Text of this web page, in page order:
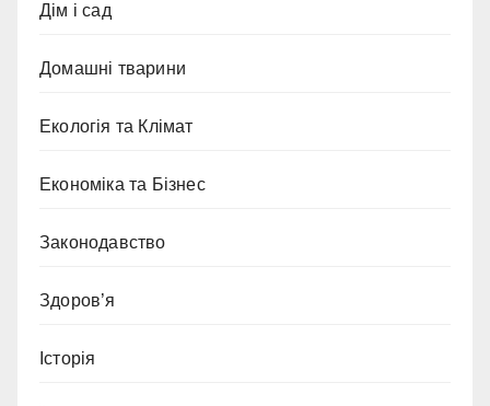
Дім і сад
Домашні тварини
Екологія та Клімат
Економіка та Бізнес
Законодавство
Здоров’я
Історія